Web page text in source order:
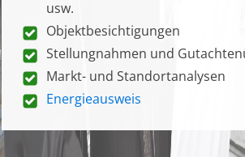
usw.
Objektbesichtigungen
Stellungnahmen und
Markt- und Standortanalysen
Energieausweis